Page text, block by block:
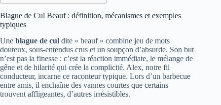
Blague de Cul Beauf : définition, mécanismes et exemples
typiques
Une blague de cul dite « beauf » combine jeu de mots
douteux, sous-entendus crus et un soupçon d’absurde. Son but
n’est pas la finesse : c’est la réaction immédiate, le mélange de
gêne et de hilarité qui crée la complicité. Alex, notre fil
conducteur, incarne ce raconteur typique. Lors d’un barbecue
entre amis, il enchaîne des vannes courtes que certains
trouvent affligeantes, d’autres irrésistibles.